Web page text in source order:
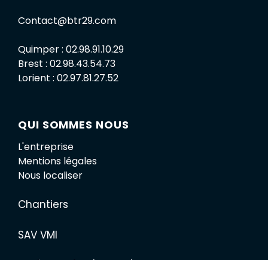
Contact@btr29.com
Quimper : 02.98.91.10.29
Brest : 02.98.43.54.73
Lorient : 02.97.81.27.52
QUI SOMMES NOUS
L'entreprise
Mentions légales
Nous localiser
Chantiers
SAV VMI